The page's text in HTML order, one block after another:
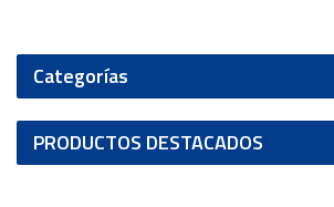
Categorías
PRODUCTOS DESTACADOS